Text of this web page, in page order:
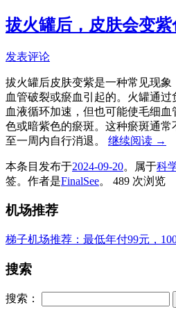
拔火罐后，皮肤会变紫
发表评论
拔火罐后皮肤变紫是一种常见现
血管破裂或瘀血引起的。火罐通
血液循环加速，但也可能使毛细
色或暗紫色的瘀斑。这种瘀斑通
至一周内自行消退。 继续阅读 →
本条目发布于2024-09-20。属于科
签。 作者是FinalSee。 489 次浏览
机场推荐
梯子机场推荐：最低年付99元，
搜索
搜索：